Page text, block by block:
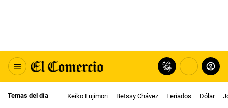
Temas del día Keiko Fujimori Betssy Chávez Feriados Dólar